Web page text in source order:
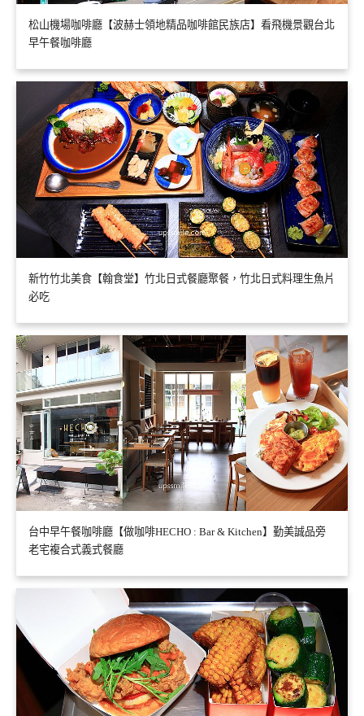
松山機場咖啡廳【波赫士領地精品咖啡館民族店】看飛機景觀台北
早午餐咖啡廳
新竹竹北美食【翰食堂】竹北日式餐廳聚餐，竹北日式料理生魚片
必吃
台中早午餐咖啡廳【做咖啡HECHO : Bar & Kitchen】勤美誠品旁
老宅複合式義式餐廳